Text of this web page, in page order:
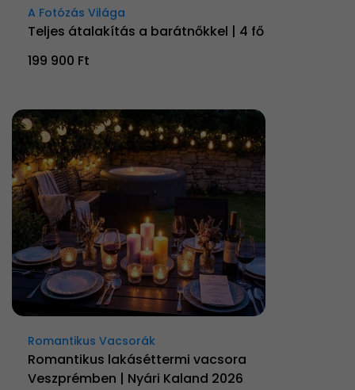
A Fotózás Világa
Teljes átalakítás a barátnőkkel | 4 fő
199 900 Ft
Romantikus Vacsorák
Romantikus lakáséttermi vacsora
Veszprémben | Nyári Kaland 2026